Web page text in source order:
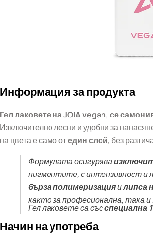
Информация за продукта
Гел лаковете на JOIA vegan, се
Изключително лесни и удобни за
на цвета е само отедин слой, без
Формулата осигурява
пигментите, с интензивност и
бърза полимеризацияилипса
както за професионална, така
Гел лаковете са съсспециална
Начин на употреба